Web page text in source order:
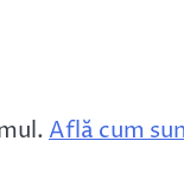
Află cum